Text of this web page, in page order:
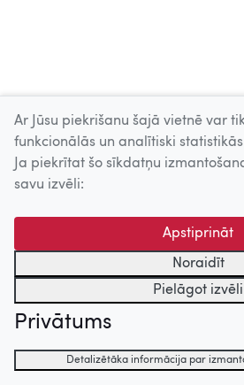
Ar Jūsu piekrišanu šajā vietnē var
funkcionālās un analītiski
Ja piekrītat šo sīkdatņu
savu izvēli:
Apstiprināt
Noraidīt
Pielāgot izvēli
Privātums
Detalizētāka informācija par